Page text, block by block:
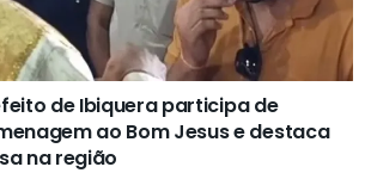
de Ibiquera participa de
ao Bom Jesus e destaca
na região